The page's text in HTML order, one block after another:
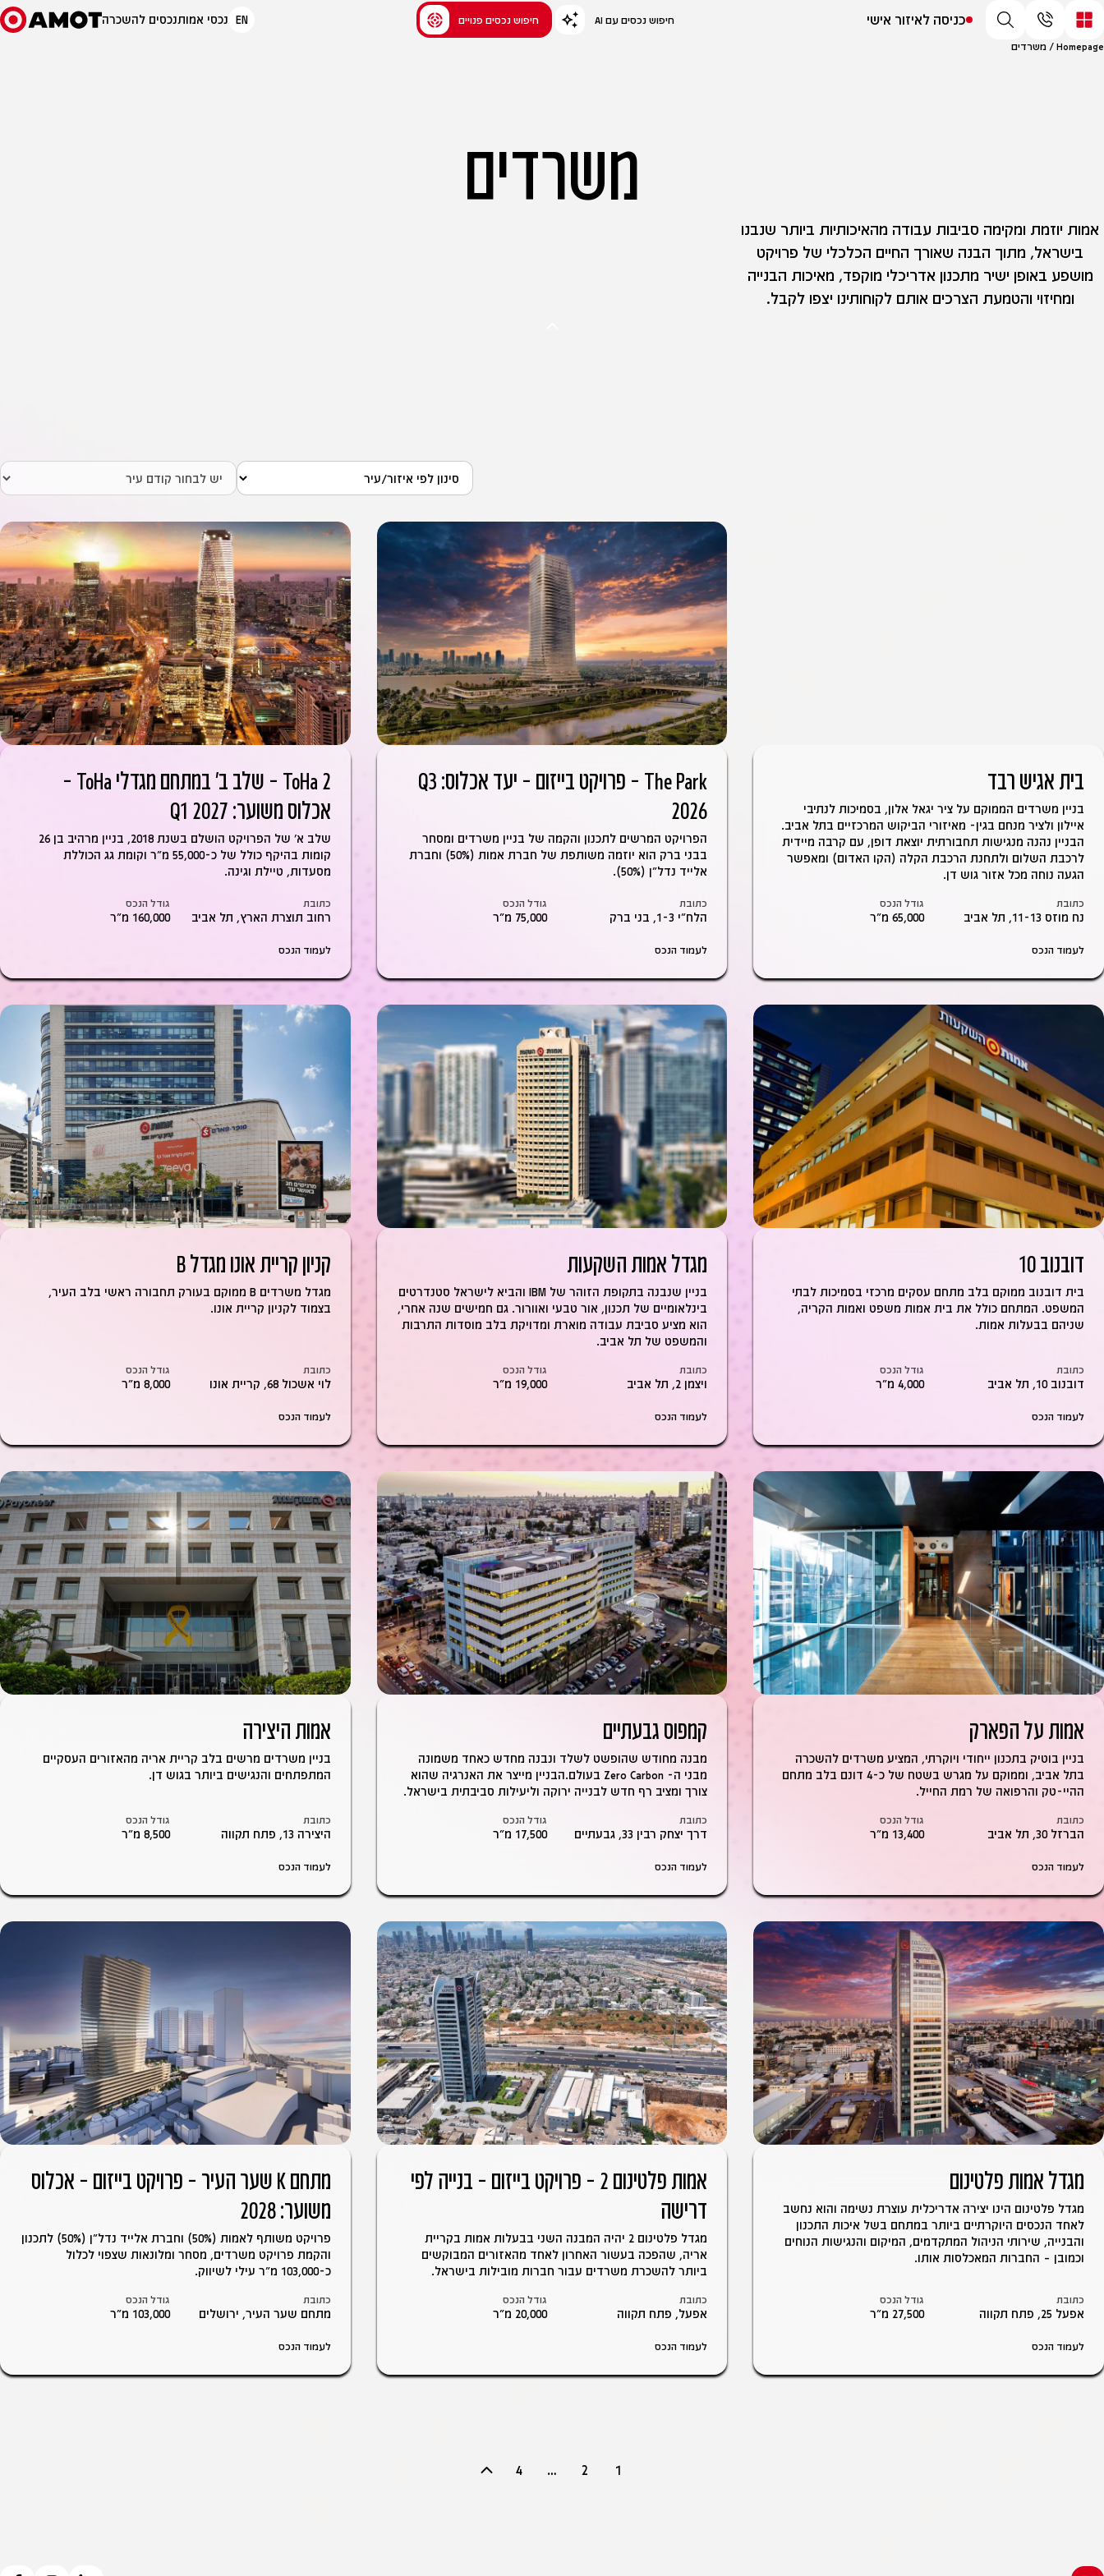
כניסה לאיזור אישי AI חיפוש נכסים עם חיפוש נכסים פנויים EN נכסי אמותנכסים להשכרה
Homepage
/ משרדים
משרדים
אמות יוזמת ומקימה סביבות עבודה מהאיכותיות ביותר שנבנו
בישראל, מתוך הבנה שאורך החיים הכלכלי של פרויקט
מושפע באופן ישיר מתכנון אדריכלי מוקפד, מאיכות הבנייה
ומחיזוי והטמעת הצרכים אותם לקוחותינו יצפו לקבל.
בית אגיש רבד
בניין משרדים הממוקם על ציר יגאל אלון, בסמיכות לנתיבי
איילון ולציר מנחם בגין- מאיזורי הביקוש המרכזיים בתל אביב.
הבניין נהנה מנגישות תחבורתית יוצאת דופן, עם קרבה מיידית
לרכבת השלום ולתחנת הרכבת הקלה (הקו האדום) ומאפשר
הגעה נוחה מכל אזור גוש דן.
כתובת
נח מוזס 11-13, תל אביב
גודל הנכס
65,000 מ״ר
לעמוד הנכס
The Park – פרויקט בייזום – יעד אכלוס: Q3
2026
הפרויקט המרשים לתכנון והקמה של בניין משרדים ומסחר
בבני ברק הוא יוזמה משותפת של חברת אמות (50%) וחברת
אלייד נדל"ן (50%).
כתובת
הלח"י 1-3, בני ברק
גודל הנכס
75,000 מ״ר
לעמוד הנכס
ToHa 2 – שלב ב' במתחם מגדלי ToHa –
אכלוס משוער: Q1 2027
שלב א' של הפרויקט הושלם בשנת 2018, בניין מרהיב בן 26
קומות בהיקף כולל של כ-55,000 מ"ר וקומת גג הכוללת
מסעדות, טיילת וגינה.
כתובת
רחוב תוצרת הארץ, תל אביב
גודל הנכס
160,000 מ״ר
לעמוד הנכס
דובנוב 10
בית דובנוב ממוקם בלב מתחם עסקים מרכזי בסמיכות לבתי
המשפט. המתחם כולל את בית אמות משפט ואמות הקריה,
שניהם בבעלות אמות.
כתובת
דובנוב 10, תל אביב
גודל הנכס
4,000 מ״ר
לעמוד הנכס
מגדל אמות השקעות
בניין שנבנה בתקופת הזוהר של IBM והביא לישראל סטנדרטים
בינלאומיים של תכנון, אור טבעי ואוורור. גם חמישים שנה אחרי,
הוא מציע סביבת עבודה מוארת ומדויקת בלב מוסדות התרבות
והמשפט של תל אביב.
כתובת
ויצמן 2, תל אביב
גודל הנכס
19,000 מ״ר
לעמוד הנכס
קניון קריית אונו מגדל B
מגדל משרדים B ממוקם בעורק תחבורה ראשי בלב העיר,
בצמוד לקניון קריית אונו.
כתובת
לוי אשכול 68, קריית אונו
גודל הנכס
8,000 מ״ר
לעמוד הנכס
אמות על הפארק
בניין בוטיק בתכנון ייחודי ויוקרתי, המציע משרדים להשכרה
בתל אביב, וממוקם על מגרש בשטח של כ-4 דונם בלב מתחם
ההיי-טק והרפואה של רמת החייל.
כתובת
הברזל 30, תל אביב
גודל הנכס
13,400 מ״ר
לעמוד הנכס
קמפוס גבעתיים
מבנה מחודש שהופשט לשלד ונבנה מחדש כאחד משמונה
מבני ה- Zero Carbon בעולם.הבניין מייצר את האנרגיה שהוא
צורך ומציב רף חדש לבנייה ירוקה וליעילות סביבתית בישראל.
כתובת
דרך יצחק רבין 33, גבעתיים
גודל הנכס
17,500 מ״ר
לעמוד הנכס
אמות היצירה
בניין משרדים מרשים בלב קריית אריה מהאזורים העסקיים
המתפתחים והנגישים ביותר בגוש דן.
כתובת
היצירה 13, פתח תקווה
גודל הנכס
8,500 מ״ר
לעמוד הנכס
מגדל אמות פלטינום
מגדל פלטינום הינו יצירה אדריכלית עוצרת נשימה והוא נחשב
לאחד הנכסים היוקרתיים ביותר במתחם בשל איכות התכנון
והבנייה, שירותי הניהול המתקדמים, המיקום והנגישות הנוחים
וכמובן – החברות המאכלסות אותו.
כתובת
אפעל 25, פתח תקווה
גודל הנכס
27,500 מ״ר
לעמוד הנכס
אמות פלטינום 2 – פרויקט בייזום – בנייה לפי
דרישה
מגדל פלטינום 2 יהיה המבנה השני בבעלות אמות בקריית
אריה, שהפכה בעשור האחרון לאחד מהאזורים המבוקשים
ביותר להשכרת משרדים עבור חברות מובילות בישראל.
כתובת
אפעל, פתח תקווה
גודל הנכס
20,000 מ״ר
לעמוד הנכס
מתחם K שער העיר – פרויקט בייזום – אכלוס
משוער: 2028
פרויקט משותף לאמות (50%) וחברת אלייד נדל"ן (50%) לתכנון
והקמת פרויקט משרדים, מסחר ומלונאות שצפוי לכלול
כ-103,000 מ"ר עילי לשיווק.
כתובת
מתחם שער העיר, ירושלים
גודל הנכס
103,000 מ״ר
לעמוד הנכס
1
2
…
4